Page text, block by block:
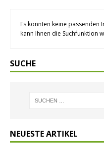
Es konnten keine passenden
kann Ihnen die Suchfunktion
SUCHE
NEUESTE ARTIKEL